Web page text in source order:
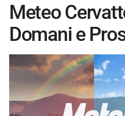
Meteo
Domani e